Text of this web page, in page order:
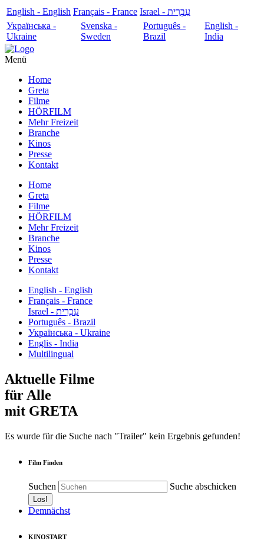
English - English Français - France
עִבְרִית - Israel
Українська -
Ukraine
Svenska -
Sweden
Português -
Brazil
English -
India
Menü
Home
Greta
Filme
HÖRFILM
Mehr Freizeit
Branche
Kinos
Presse
Kontakt
Home
Greta
Filme
HÖRFILM
Mehr Freizeit
Branche
Kinos
Presse
Kontakt
English - English
Français - France
עִבְרִית - Israel
Português - Brazil
Українська - Ukraine
Englis - India
Multilingual
Aktuelle Filme
für Alle
mit GRETA
Es wurde für die Suche nach "Trailer" kein Ergebnis gefunden!
Film Finden
Suchen Suche abschicken
Demnächst
KINOSTART